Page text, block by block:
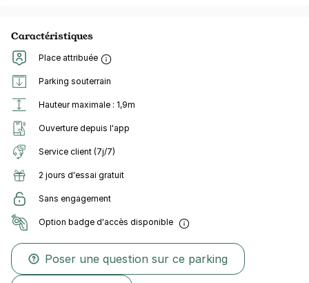
Caractéristiques
Place attribuée
Parking souterrain
Hauteur maximale : 1,9m
Ouverture depuis l'app
Service client (7j/7)
2 jours d'essai gratuit
Sans engagement
Option badge d'accès disponible
Poser une question sur ce parking